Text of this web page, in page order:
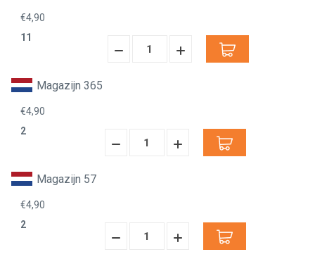
€4,90
11
Hoeveelheid
Hoeveelheid
Magazijn 365
€4,90
2
Hoeveelheid
Hoeveelheid
Magazijn 57
€4,90
2
Hoeveelheid
Hoeveelheid